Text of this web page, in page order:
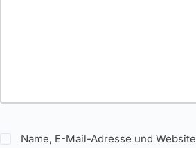
Name, E-Mail-Adresse und